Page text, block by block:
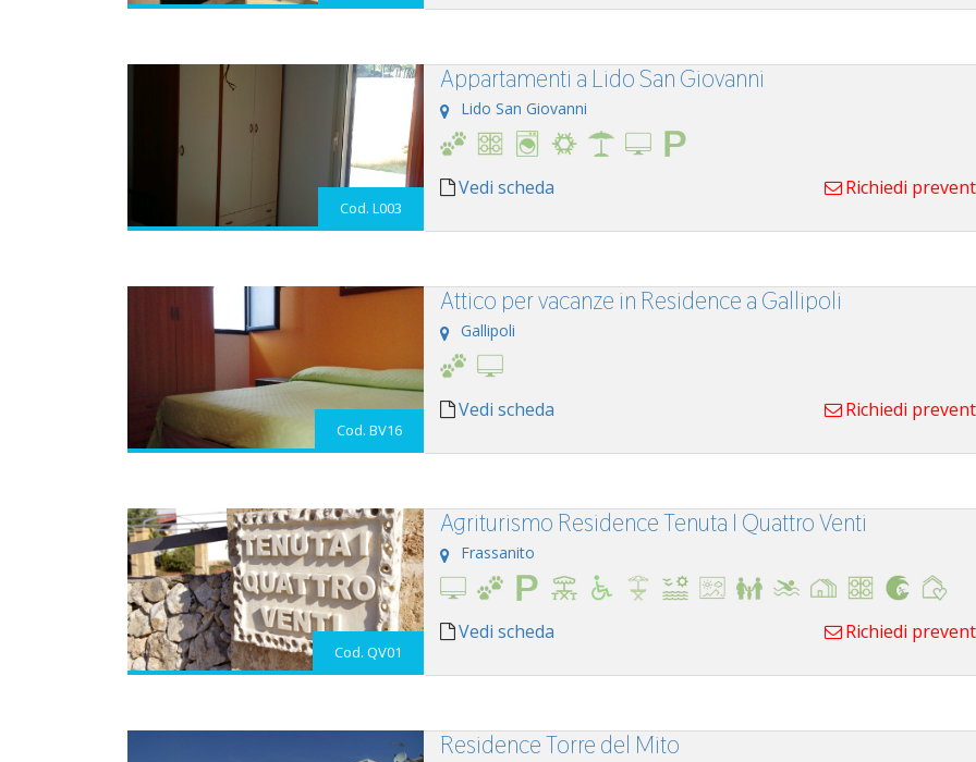
Cod. L003
Appartamenti a Lido San Giovanni
Lido San Giovanni
Vedi scheda Richiedi
Cod. BV16
Attico per vacanze in Residence a Gallipoli
Gallipoli
Vedi scheda Richiedi
Cod. QV01
Agriturismo Residence Tenuta I Quattro Venti
Frassanito
Vedi scheda Richiedi
Residence Torre del Mito